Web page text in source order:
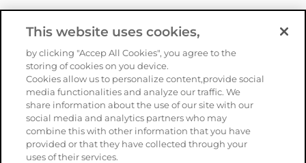
SUIVEZ-NOUS
CopyrightOrphéon–Mentions légales
This website uses cookies,
by clicking "Accep All Cookies", you agree to the
storing of cookies on you device.
Cookies allow us to personalize content,provide social
media functionalities and analyze our traffic. We
share information about the use of our site with our
social media and analytics partners who may
combine this with other information that you have
provided or that they have collected through your
uses of their services.